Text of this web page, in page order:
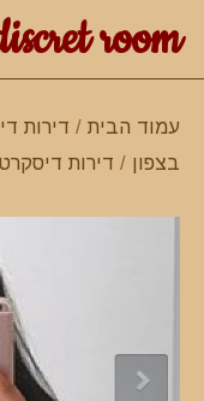
room
עמוד הבית / דירות
בצפון / דירות